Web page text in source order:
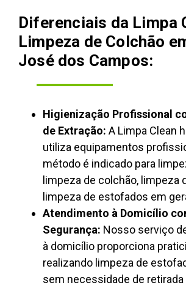
Diferenciais da Limpa
Limpeza de Colchão
José dos Campos:
Higienização Profissional
de Extração: A Limpa Clean
utiliza equipamentos
método é indicado para
limpeza de colchão, limpeza
limpeza de estofados em
Atendimento à Domicílio
Segurança: Nosso serviço
à domicílio proporciona
realizando limpeza de
sem necessidade de